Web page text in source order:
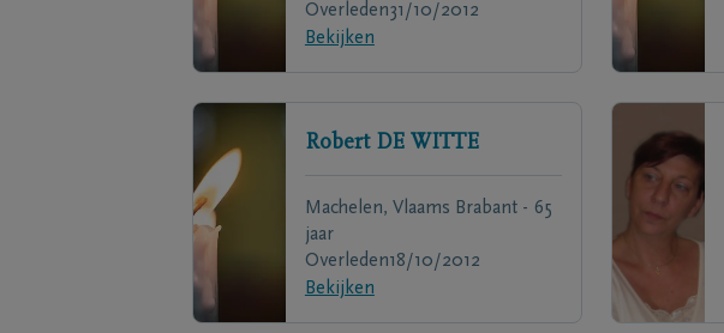
Overleden31/10/2012
Bekijken
Robert DE WITTE
Machelen, Vlaams Brabant - 65
jaar
Overleden18/10/2012
Bekijken